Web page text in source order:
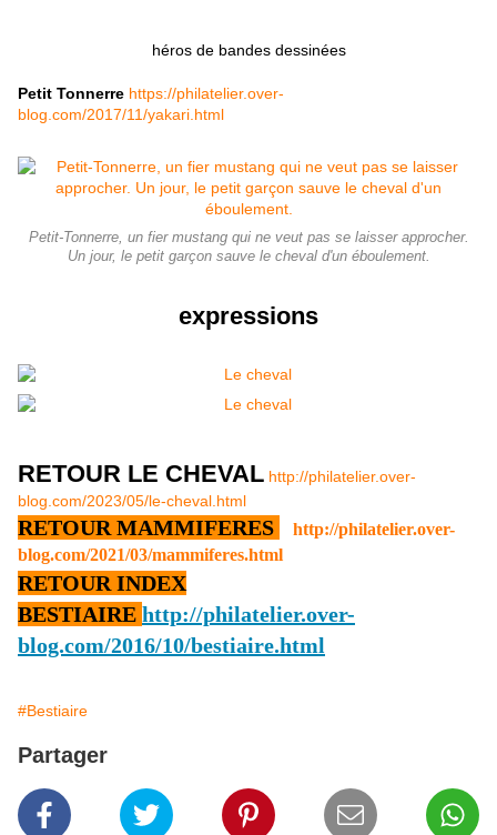
héros de bandes dessinées
Petit Tonnerre https://philatelier.over-
blog.com/2017/11/yakari.html
Petit-Tonnerre, un fier mustang qui ne veut pas se laisser approcher.
Un jour, le petit garçon sauve le cheval d'un éboulement.
expressions
RETOUR LE CHEVAL http://philatelier.over-
blog.com/2023/05/le-cheval.html
RETOUR MAMMIFERES
http://philatelier.over-
blog.com/2021/03/mammiferes.html
RETOUR INDEX
BESTIAIRE http://philatelier.over-
blog.com/2016/10/bestiaire.html
#Bestiaire
Partager